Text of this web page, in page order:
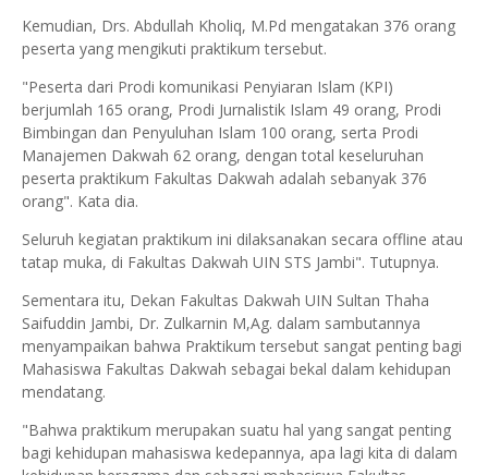
Kemudian, Drs. Abdullah Kholiq, M.Pd mengatakan 376 orang
peserta yang mengikuti praktikum tersebut.
"Peserta dari Prodi komunikasi Penyiaran Islam (KPI)
berjumlah 165 orang, Prodi Jurnalistik Islam 49 orang, Prodi
Bimbingan dan Penyuluhan Islam 100 orang, serta Prodi
Manajemen Dakwah 62 orang, dengan total keseluruhan
peserta praktikum Fakultas Dakwah adalah sebanyak 376
orang". Kata dia.
Seluruh kegiatan praktikum ini dilaksanakan secara offline atau
tatap muka, di Fakultas Dakwah UIN STS Jambi". Tutupnya.
Sementara itu, Dekan Fakultas Dakwah UIN Sultan Thaha
Saifuddin Jambi, Dr. Zulkarnin M,Ag. dalam sambutannya
menyampaikan bahwa Praktikum tersebut sangat penting bagi
Mahasiswa Fakultas Dakwah sebagai bekal dalam kehidupan
mendatang.
"Bahwa praktikum merupakan suatu hal yang sangat penting
bagi kehidupan mahasiswa kedepannya, apa lagi kita di dalam